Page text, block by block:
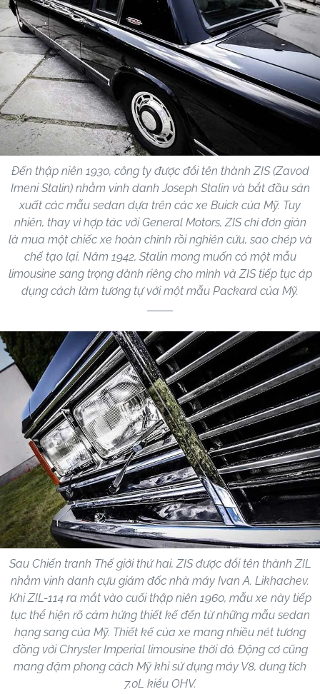
Đến thập niên 1930, công ty được đổi tên thành ZIS (Zavod
Imeni Stalin) nhằm vinh danh Joseph Stalin và bắt đầu sản
xuất các mẫu sedan dựa trên các xe Buick của Mỹ. Tuy
nhiên, thay vì hợp tác với General Motors, ZIS chỉ đơn giản
là mua một chiếc xe hoàn chỉnh rồi nghiên cứu, sao chép và
chế tạo lại. Năm 1942, Stalin mong muốn có một mẫu
limousine sang trọng dành riêng cho mình và ZIS tiếp tục áp
dụng cách làm tương tự với một mẫu Packard của Mỹ.
Sau Chiến tranh Thế giới thứ hai, ZIS được đổi tên thành ZIL
nhằm vinh danh cựu giám đốc nhà máy Ivan A. Likhachev.
Khi ZIL-114 ra mắt vào cuối thập niên 1960, mẫu xe này tiếp
tục thể hiện rõ cảm hứng thiết kế đến từ những mẫu sedan
hạng sang của Mỹ. Thiết kế của xe mang nhiều nét tương
đồng với Chrysler Imperial limousine thời đó. Động cơ cũng
mang đậm phong cách Mỹ khi sử dụng máy V8, dung tích
7.0L kiểu OHV.